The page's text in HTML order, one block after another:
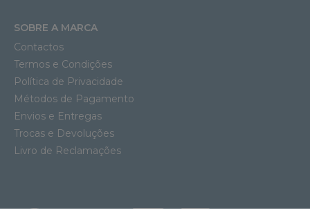
SOBRE A MARCA
Contactos
Termos e Condições
Política de Privacidade
Métodos de Pagamento
Envios e Entregas
Trocas e Devoluções
Livro de Reclamações